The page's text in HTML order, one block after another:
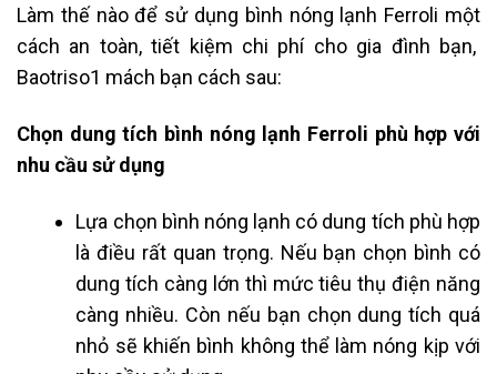
Làm thế nào để sử dụng bình nóng lạnh Ferroli một
cách an toàn, tiết kiệm chi phí cho gia đình bạn,
Baotriso1 mách bạn cách sau:
Chọn dung tích bình nóng lạnh Ferroli phù hợp với
nhu cầu sử dụng
Lựa chọn bình nóng lạnh có dung tích phù hợp
là điều rất quan trọng. Nếu bạn chọn bình có
dung tích càng lớn thì mức tiêu thụ điện năng
càng nhiều. Còn nếu bạn chọn dung tích quá
nhỏ sẽ khiến bình không thể làm nóng kịp với